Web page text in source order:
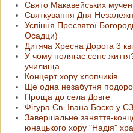
Свято Макавейських
Святкування Дня
Успіння Пресвятої
Осадци)
Дитяча Хресна Дорога 3
У чому полягає сенс
училища
Концерт хору хлопчиків
Ще одна незабутня
Проща до села Довге
Фігура Св. Івана Боско у
Завершальне заняття-
юнацького хору "Надія"